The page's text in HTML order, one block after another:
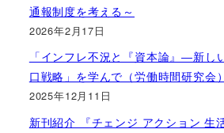
通報制度を考える～
2026年2月17日
「インフレ不況と『資本論』―新し
口戦略」を学んで（労働時間研究会）
2025年12月11日
新刊紹介 『チェンジ アクション 生